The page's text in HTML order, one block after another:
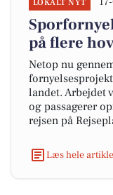
LOKALT NYT
på flere
Netop nu
landet. Arbejdet
og passagerer
rejsen på
Læs hele